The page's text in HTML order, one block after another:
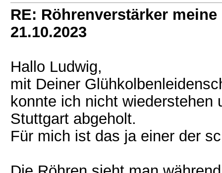
RE: Röhrenverstärker
21.10.2023
Hallo Ludwig,
mit Deiner
konnte ich nicht wiederstehen
Stuttgart abgeholt.
Für mich ist das ja einer der